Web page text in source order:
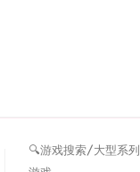
🔍游戏搜索/大型系列